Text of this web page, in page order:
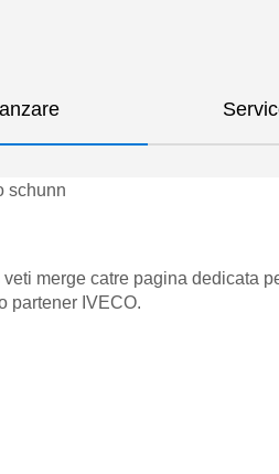
merge catre pagina dedicata
partener IVECO.